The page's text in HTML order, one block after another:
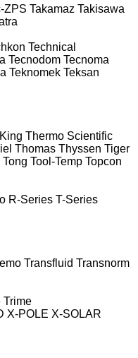
ZPS Takamaz Takisawa
Technical
Tecnodom Tecnoma
Teknomek Teksan
Thermo Scientific
Thomas Thyssen Tiger
Tong Tool-Temp Topcon
R-Series T-Series
Transfluid Transnorm
Trime
X-POLE X-SOLAR